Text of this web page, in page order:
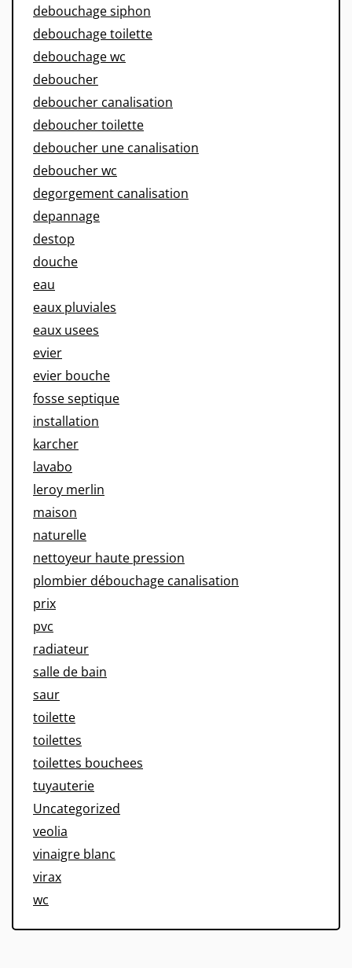
debouchage siphon
debouchage toilette
debouchage wc
deboucher
deboucher canalisation
deboucher toilette
deboucher une canalisation
deboucher wc
degorgement canalisation
depannage
destop
douche
eau
eaux pluviales
eaux usees
evier
evier bouche
fosse septique
installation
karcher
lavabo
leroy merlin
maison
naturelle
nettoyeur haute pression
plombier débouchage canalisation
prix
pvc
radiateur
salle de bain
saur
toilette
toilettes
toilettes bouchees
tuyauterie
Uncategorized
veolia
vinaigre blanc
virax
wc